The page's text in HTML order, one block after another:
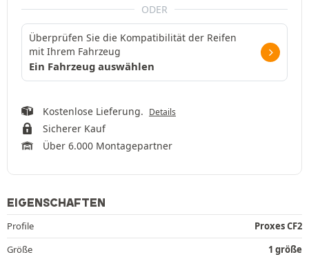
ODER
Überprüfen Sie die Kompatibilität der Reifen
mit Ihrem Fahrzeug
Ein Fahrzeug auswählen
Kostenlose Lieferung. Details
Sicherer Kauf
Über 6.000 Montagepartner
EIGENSCHAFTEN
Profile
Proxes CF2
Größe
1 größe